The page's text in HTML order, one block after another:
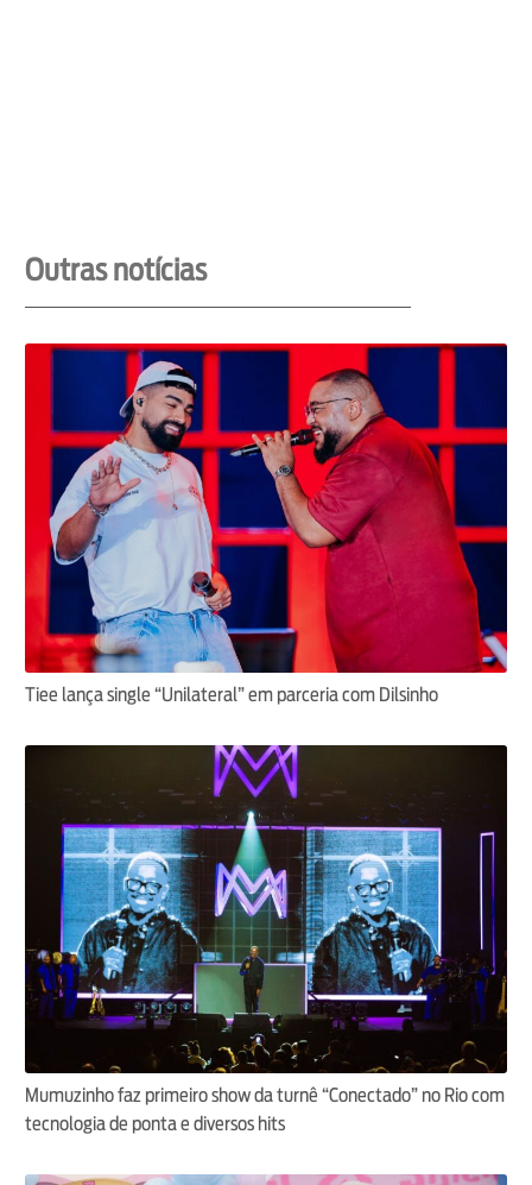
Outras notícias
Tiee lança single “Unilateral” em parceria com Dilsinho
Mumuzinho faz primeiro show da turnê “Conectado” no Rio com
tecnologia de ponta e diversos hits